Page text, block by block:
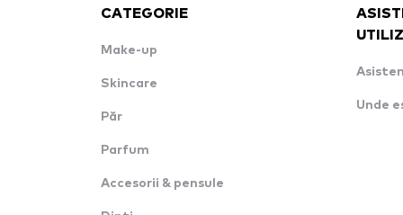
CATEGORIE
Make-up
Skincare
Păr
Parfum
Accesorii & pensule
Unde